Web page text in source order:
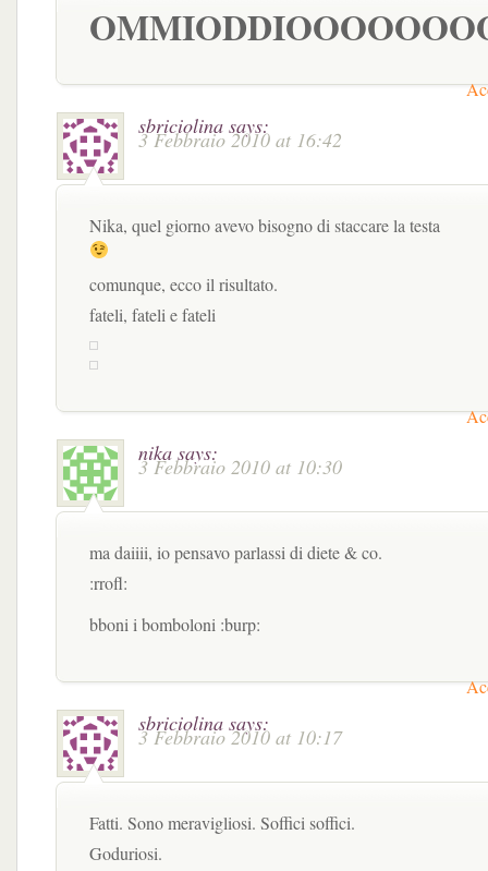
sbriciolina says:
3 Febbraio 2010 at 16:42
Nika, quel giorno avevo bisogno di staccare la testa
comunque, ecco il risultato.
fateli, fateli e fateli
nika says:
3 Febbraio 2010 at 10:30
ma daiiii, io pensavo parlassi di diete & co.
:rrofl:
bboni i bomboloni :burp:
sbriciolina says:
3 Febbraio 2010 at 10:17
Fatti. Sono meravigliosi. Soffici soffici.
Goduriosi.